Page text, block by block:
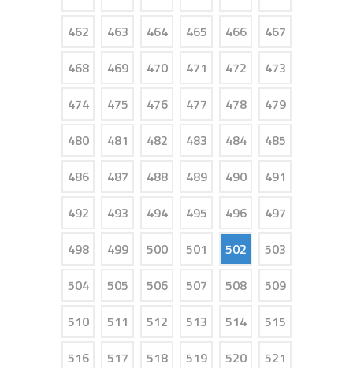
462
463 464 465 466
467
468
469 470 471 472
473
474
475 476 477 478
479
480
481 482 483 484
485
486
487 488 489 490
491
492
493 494 495 496
497
498
499 500 501 502
503
504
505 506 507 508
509
510
511 512 513 514
515
516
517 518 519 520
521